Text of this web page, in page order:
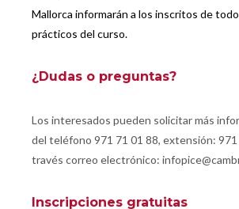
Mallorca informarán a los inscritos de
prácticos del curso.
¿Dudas o preguntas?
Los interesados pueden solicitar más
del teléfono 971 71 01 88, extensión: 971
través correo electrónico:
Inscripciones gratuitas